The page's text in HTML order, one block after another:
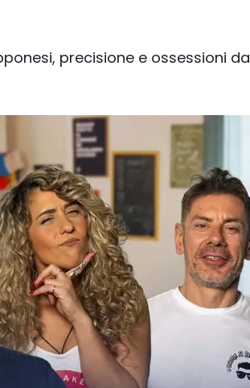
precisione e ossessioni da